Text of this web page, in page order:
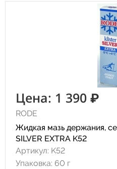
Цена: 1 390 ₽
RODE
Жидкая мазь держания,
SILVER EXTRA K52
Артикул: K52
Упаковка: 60 г